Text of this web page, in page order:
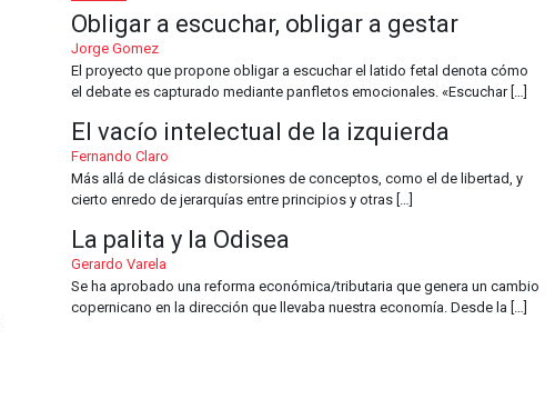
Obligar a escuchar, obligar a gestar
Jorge Gomez
El proyecto que propone obligar a escuchar el latido fetal denota cómo
el debate es capturado mediante panfletos emocionales. «Escuchar […]
El vacío intelectual de la izquierda
Fernando Claro
Más allá de clásicas distorsiones de conceptos, como el de libertad, y
cierto enredo de jerarquías entre principios y otras […]
La palita y la Odisea
Gerardo Varela
Se ha aprobado una reforma económica/tributaria que genera un cambio
copernicano en la dirección que llevaba nuestra economía. Desde la […]